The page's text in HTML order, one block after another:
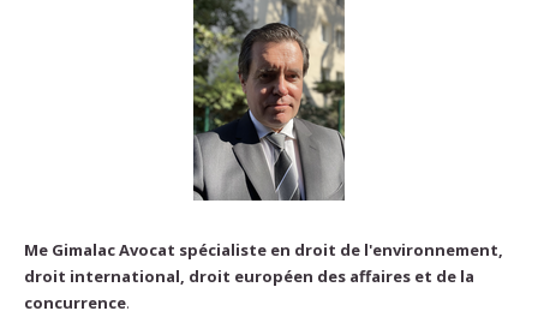
Me Gimalac Avocat spécialiste en droit de l'environnement,
droit international, droit européen des affaires et de la
concurrence.